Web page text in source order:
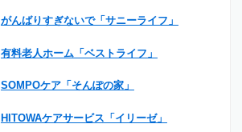
がんばりすぎないで「サニーライフ」
有料老人ホーム「ベストライフ」
SOMPOケア「そんぽの家」
HITOWAケアサービス「イリーゼ」